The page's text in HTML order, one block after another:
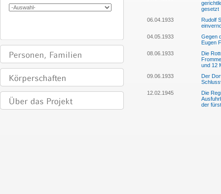
gesetzt
06.04.1933
Rudolf
04.05.1933
Gegen
Eugen
08.06.1933
Die
und 12
09.06.1933
Der
12.02.1945
Die
der